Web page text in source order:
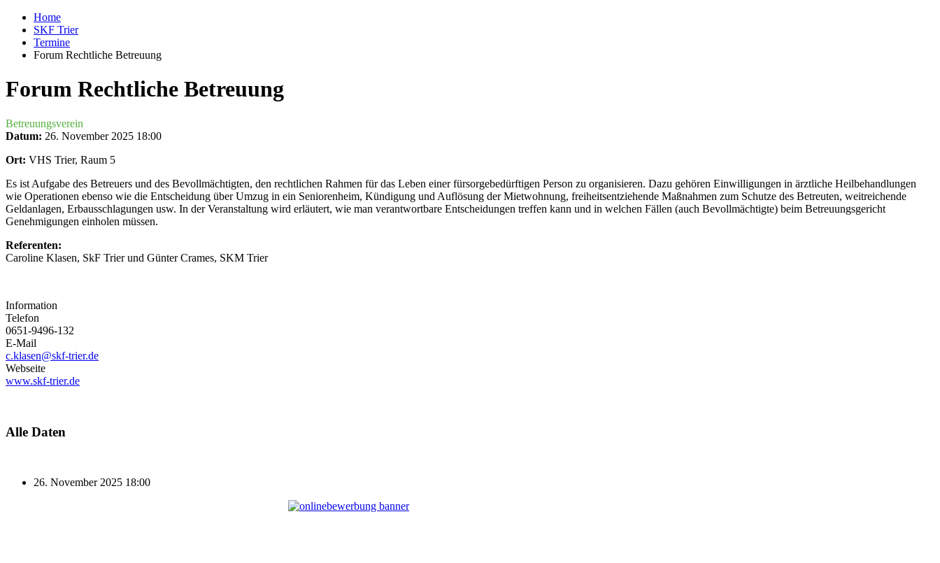
Home
SKF Trier
Termine
Forum Rechtliche Betreuung
Forum Rechtliche Betreuung
Betreuungsverein
Datum: 26. November 2025 18:00
Ort: VHS Trier, Raum 5
Es ist Aufgabe des Betreuers und des Bevollmächtigten, den rechtlichen Rahmen für das Leben einer fürsorgebedürftigen Person zu organisieren. Dazu gehören Einwilligungen in ärztliche Heilbehandlungen
wie Operationen ebenso wie die Entscheidung über Umzug in ein Seniorenheim, Kündigung und Auflösung der Mietwohnung, freiheitsentziehende Maßnahmen zum Schutze des Betreuten, weitreichende
Geldanlagen, Erbausschlagungen usw. In der Veranstaltung wird erläutert, wie man verantwortbare Entscheidungen treffen kann und in welchen Fällen (auch Bevollmächtigte) beim Betreuungsgericht
Genehmigungen einholen müssen.
Referenten:
Caroline Klasen, SkF Trier und Günter Crames, SKM Trier
Information
Telefon
0651-9496-132
E-Mail
c.klasen@skf-trier.de
Webseite
www.skf-trier.de
Alle Daten
26. November 2025 18:00